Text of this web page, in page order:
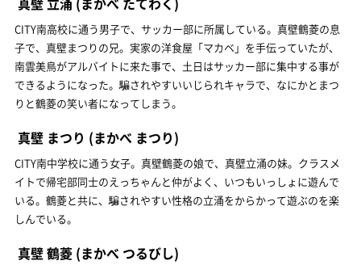
CITY南高校に通う男子で、サッカー部に所属している。真壁鶴菱の息
子で、真壁まつりの兄。実家の洋食屋「マカベ」を手伝っていたが、
南雲美鳥がアルバイトに来た事で、土日はサッカー部に集中する事が
できるようになった。騙されやすいいじられキャラで、なにかとまつ
りと鶴菱の笑い者になってしまう。
真壁 まつり (まかべ まつり)
CITY南中学校に通う女子。真壁鶴菱の娘で、真壁立涌の妹。クラスメ
イトで帰宅部同士のえっちゃんと仲がよく、いつもいっしょに遊んで
いる。鶴菱と共に、騙されやすい性格の立涌をからかって遊ぶのを楽
しんでいる。
真壁 鶴菱 (まかべ つるびし)